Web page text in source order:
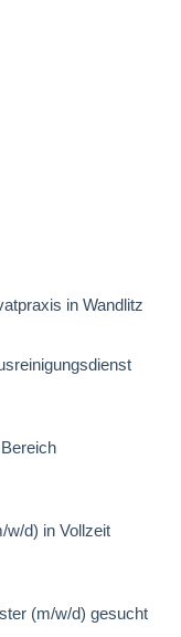
in Wandlitz
w/d) in Vollzeit
(m/w/d) gesucht